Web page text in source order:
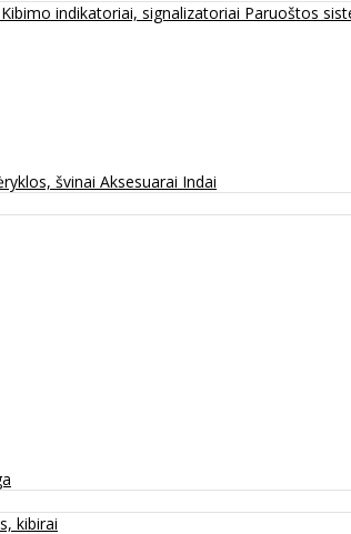
Kibimo indikatoriai, signalizatoriai Paruoštos
švinai Aksesuarai Indai
kibirai